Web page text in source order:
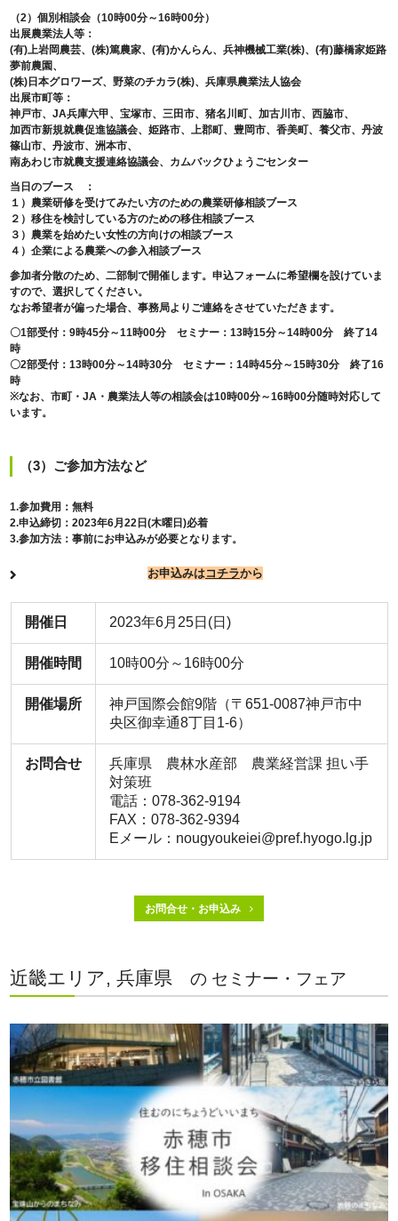
（2）個別相談会（10時00分～16時00分）
出展農業法人等：
(有)上岩岡農芸、(株)篤農家、(有)かんらん、兵神機械工業(株)、(有)藤橋家姫路
夢前農園、
(株)日本グロワーズ、野菜のチカラ(株)、兵庫県農業法人協会
出展市町等：
神戸市、JA兵庫六甲、宝塚市、三田市、猪名川町、加古川市、西脇市、
加西市新規就農促進協議会、姫路市、上郡町、豊岡市、香美町、養父市、丹波
篠山市、丹波市、洲本市、
南あわじ市就農支援連絡協議会、カムバックひょうごセンター
当日のブース ：
１）農業研修を受けてみたい方のための農業研修相談ブース
２）移住を検討している方のための移住相談ブース
３）農業を始めたい女性の方向けの相談ブース
４）企業による農業への参入相談ブース
参加者分散のため、二部制で開催します。申込フォームに希望欄を設けていま
すので、選択してください。
なお希望者が偏った場合、事務局よりご連絡をさせていただきます。
〇1部受付：9時45分～11時00分 セミナー：13時15分～14時00分 終了14
時
〇2部受付：13時00分～14時30分 セミナー：14時45分～15時30分 終了16
時
※なお、市町・JA・農業法人等の相談会は10時00分～16時00分随時対応して
います。
（3）ご参加方法など
1.参加費用：無料
2.申込締切：2023年6月22日(木曜日)必着
3.参加方法：事前にお申込みが必要となります。
お申込みはコチラから
開催日 2023年6月25日(日)
開催時間 10時00分～16時00分
開催場所
神戸国際会館9階（〒651-0087神戸市中
央区御幸通8丁目1-6）
お問合せ
兵庫県 農林水産部 農業経営課 担い手
対策班
電話：078-362-9194
FAX：078-362-9394
Eメール：nougyoukeiei@pref.hyogo.lg.jp
お問合せ・お申込み
近畿エリア, 兵庫県 の セミナー・フェア